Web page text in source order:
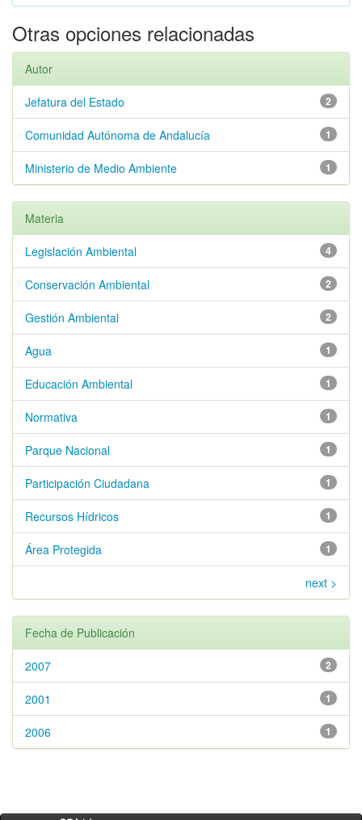
Otras opciones relacionadas
Autor
2
Jefatura del Estado
1
Comunidad Autónoma de Andalucía
1
Ministerio de Medio Ambiente
Materia
4
Legislación Ambiental
2
Conservación Ambiental
2
Gestión Ambiental
1
Agua
1
Educación Ambiental
1
Normativa
1
Parque Nacional
1
Participación Ciudadana
1
Recursos Hídricos
1
Área Protegida
next >
Fecha de Publicación
2
2007
1
2001
1
2006